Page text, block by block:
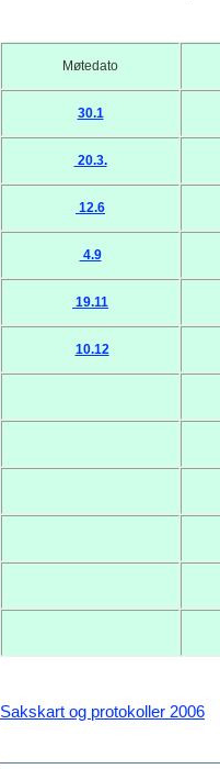
Møtedato
30.1
20.3.
12.6
4.9
19.11
10.12
Sakskart og protokoller 2006